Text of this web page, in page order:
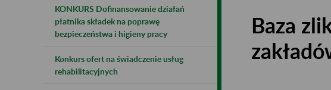
KONKURS Dofinansowanie działań
płatnika składek na poprawę
bezpieczeństwa i higieny pracy
Konkurs ofert na świadczenie usług
rehabilitacyjnych
Baza